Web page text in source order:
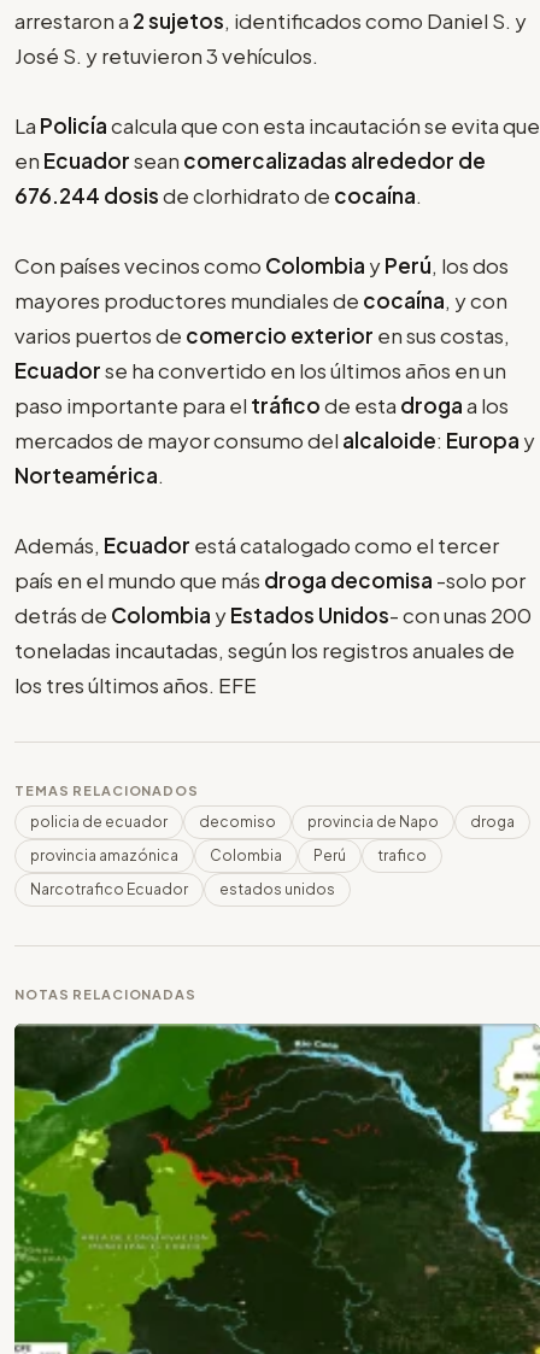
arrestaron a 2 sujetos, identificados como Daniel S. y
José S. y retuvieron 3 vehículos.
La Policíacalcula que con esta incautación se evita que
en Ecuadorsean comercalizadas alrededor de
676.244 dosisde clorhidrato de cocaína.
Con países vecinos como Colombia yPerú, los dos
mayores productores mundiales de cocaína, y con
varios puertos de comercio exterior en sus costas,
Ecuadorse ha convertido en los últimos años en un
paso importante para el tráficode esta drogaa los
mercados de mayor consumo del alcaloide: Europa y
Norteamérica.
Además, Ecuador está catalogado como el tercer
país en el mundo que más droga decomisa -solo por
detrás de Colombia yEstados Unidos- con unas 200
toneladas incautadas, según los registros anuales de
los tres últimos años. EFE
TEMAS RELACIONADOS
policia de ecuador decomiso provincia de Napo
droga
provincia amazónica
Colombia Perú
trafico
Narcotrafico Ecuador
estados unidos
NOTAS RELACIONADAS